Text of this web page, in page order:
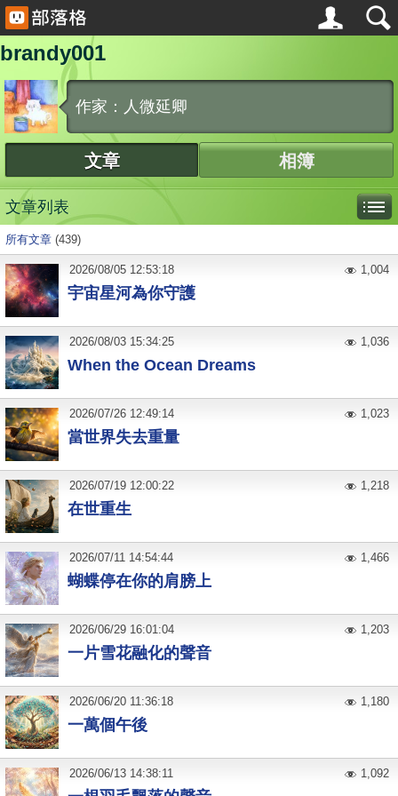
brandy001
作家：人微延卿
文章 相簿
文章列表
所有文章 (439)
宇宙星河為你守護
2026/08/05 12:53:18 1,004
When the Ocean Dreams
2026/08/03 15:34:25 1,036
當世界失去重量
2026/07/26 12:49:14 1,023
在世重生
2026/07/19 12:00:22 1,218
蝴蝶停在你的肩膀上
2026/07/11 14:54:44 1,466
一片雪花融化的聲音
2026/06/29 16:01:04 1,203
一萬個午後
2026/06/20 11:36:18 1,180
2026/06/13 14:38:11 1,092